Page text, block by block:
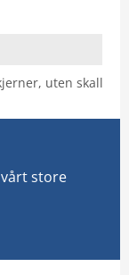
uten skall
store